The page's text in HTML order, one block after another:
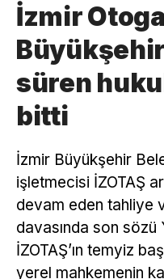
İzmir
süren
bitti
İzmir Büyükşehir
işletmecisi İZOTAŞ
devam eden tahliye
davasında son sözü
İZOTAŞ’ın temyiz
yerel mahkemenin